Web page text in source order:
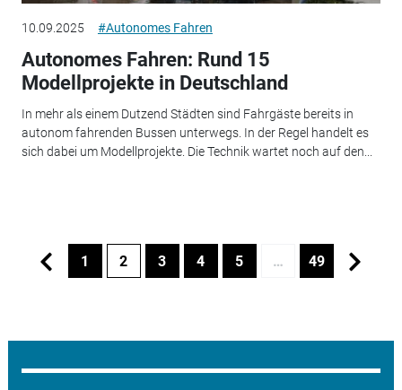
10.09.2025 #Autonomes Fahren
Autonomes Fahren: Rund 15
Modellprojekte in Deutschland
In mehr als einem Dutzend Städten sind Fahrgäste bereits in
autonom fahrenden Bussen unterwegs. In der Regel handelt es
sich dabei um Modellprojekte. Die Technik wartet noch auf den...
1 2 3 4 5 … 49